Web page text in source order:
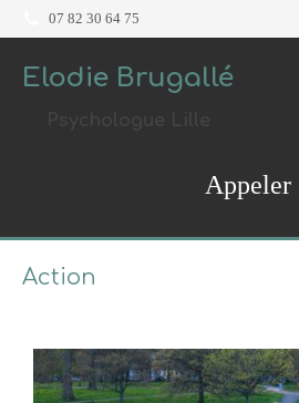
07 82 30 64 75
Elodie Brugallé
Appeler
Action